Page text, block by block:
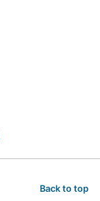
Back to top